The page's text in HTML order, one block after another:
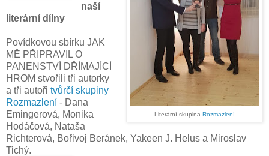
Literární skupina Rozmazlení
naší
literární dílny
Povídkovou sbírku JAK
MĚ PŘIPRAVIL O
PANENSTVÍ DŘÍMAJÍCÍ
HROM stvořili tři autorky
a tři autoři tvůrčí skupiny
Rozmazlení - Dana
Emingerová, Monika
Hodáčová, Nataša
Richterová, Bořivoj Beránek, Yakeen J. Helus a Miroslav
Tichý.